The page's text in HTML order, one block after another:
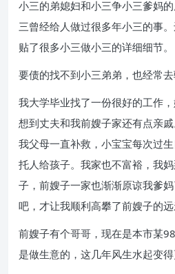
小三的弟媳妇和小三争小三爹妈
三曾经给人做过很多年小三的事
贴了很多小三做小三的详细细节。
要债的找不到小三弟弟，也经常去
我大学毕业找了一份很好的工作
想到丈夫和我前嫂子家还有点亲
我父母一直补救，小宝宝每次过
托人给孩子。我家也不富裕，我
子，前嫂子一家也渐渐原谅我爹
吧，才让我顺利高攀了前嫂子的远
前嫂子有个哥哥，现在是本市某
是做生意的，这几年风生水起变得